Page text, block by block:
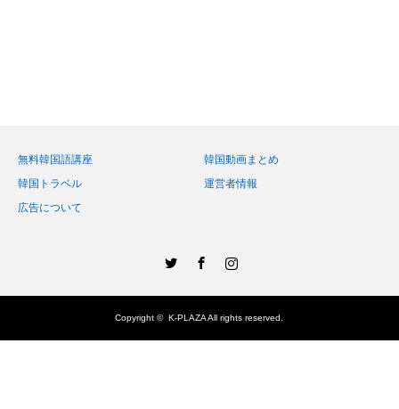
無料韓国語講座
韓国動画まとめ
韓国トラベル
運営者情報
広告について
Copyright ©K-PLAZAAll rights reserved.